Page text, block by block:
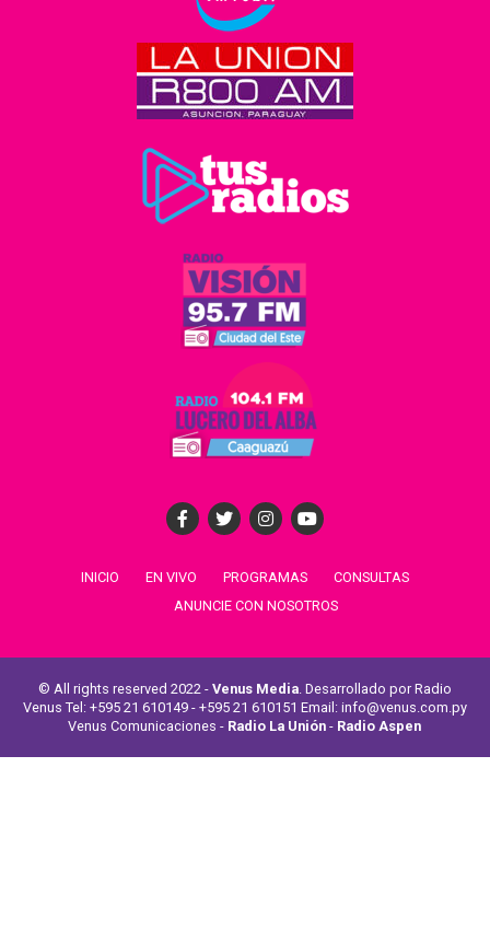
INICIO EN VIVO PROGRAMAS
CONSULTAS
ANUNCIE CON NOSOTROS
© All rights reserved 2022 - Venus Media. Desarrollado por Radio
Venus Tel: +595 21 610149 - +595 21 610151 Email: info@venus.com.py
Venus Comunicaciones - Radio La Unión - Radio Aspen